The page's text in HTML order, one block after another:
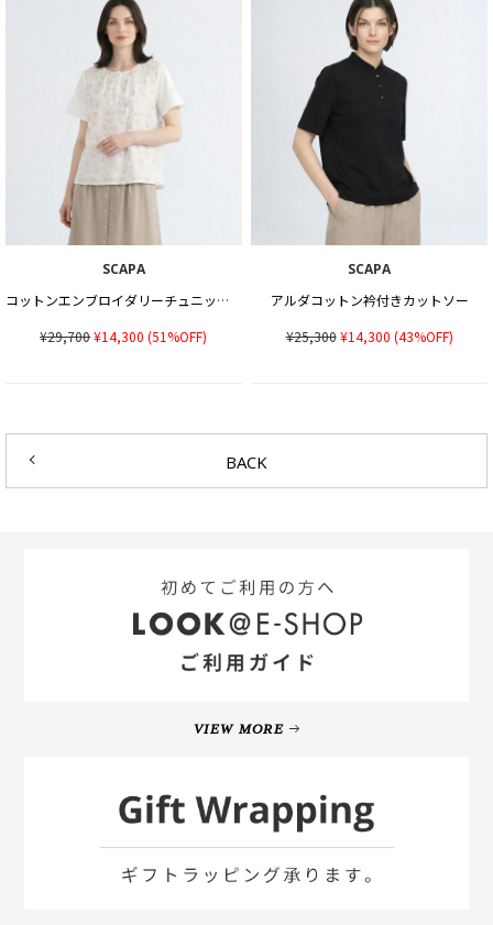
SCAPA
コットンエンブロイダリーチュニックカットソー
¥29,700¥14,300 (51%OFF)
SCAPA
アルダコットン衿付きカットソー
¥25,300¥14,300 (43%OFF)
BACK
VIEW MORE